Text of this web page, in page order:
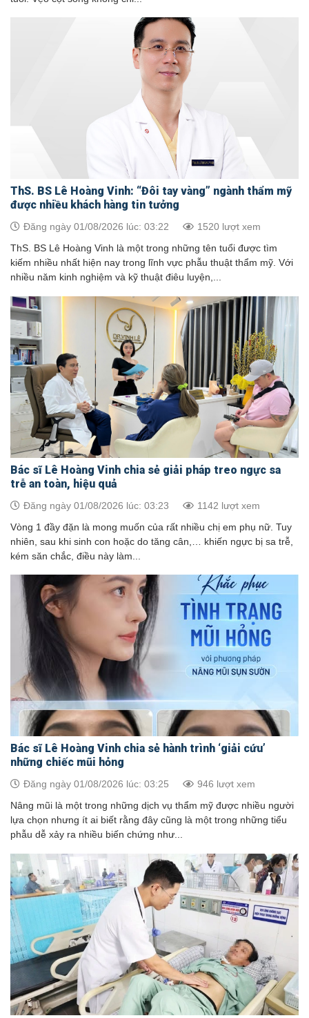
ThS. BS Lê Hoàng Vinh: “Đôi tay vàng” ngành thẩm mỹ
được nhiều khách hàng tin tưởng
Đăng ngày 01/08/2026 lúc: 03:22 1520 lượt xem
ThS. BS Lê Hoàng Vinh là một trong những tên tuổi được tìm
kiếm nhiều nhất hiện nay trong lĩnh vực phẫu thuật thẩm mỹ. Với
nhiều năm kinh nghiệm và kỹ thuật điêu luyện,...
Bác sĩ Lê Hoàng Vinh chia sẻ giải pháp treo ngực sa
trễ an toàn, hiệu quả
Đăng ngày 01/08/2026 lúc: 03:23 1142 lượt xem
Vòng 1 đầy đặn là mong muốn của rất nhiều chị em phụ nữ. Tuy
nhiên, sau khi sinh con hoặc do tăng cân,… khiến ngực bị sa trễ,
kém săn chắc, điều này làm...
Bác sĩ Lê Hoàng Vinh chia sẻ hành trình ‘giải cứu’
những chiếc mũi hỏng
Đăng ngày 01/08/2026 lúc: 03:25 946 lượt xem
Nâng mũi là một trong những dịch vụ thẩm mỹ được nhiều người
lựa chọn nhưng ít ai biết rằng đây cũng là một trong những tiểu
phẫu dễ xảy ra nhiều biến chứng như...